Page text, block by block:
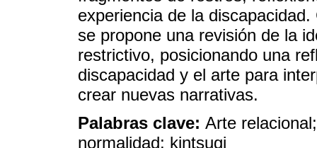
experiencia de la
se propone una revisión de la
restrictivo, posicionando una
discapacidad y el arte para
crear nuevas narrativas.
Palabras clave: Arte
normalidad; kintsugi